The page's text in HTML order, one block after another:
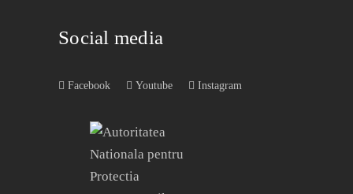
Social media
Facebook Youtube Instagram